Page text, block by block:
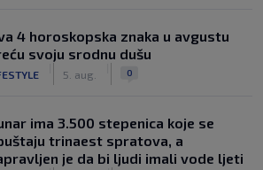
4 horoskopska znaka u avgustu
svoju srodnu dušu
5. aug. 0
imа 3.500 stepenica koje se
trinaest spratova, a
je da bi ljudi imali vode ljeti